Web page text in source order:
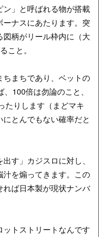
」と呼ばれる物が搭載
ナスにあたります。突
柄がリール枠内に（大
こと。
まちであり、ベットの
100倍は勿論のこと、
たりします（まどマキ
とんでもない確率だと
す」カジスロに対し、
を煽ってきます。この
ば日本製が現状ナンバ
トストリートなんです